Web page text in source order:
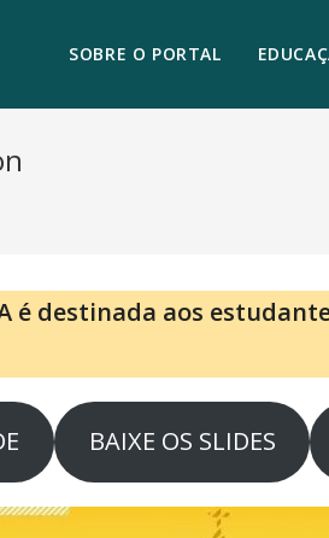
SOBRE O PORTAL
é destinada aos
BAIXE OS SLIDES